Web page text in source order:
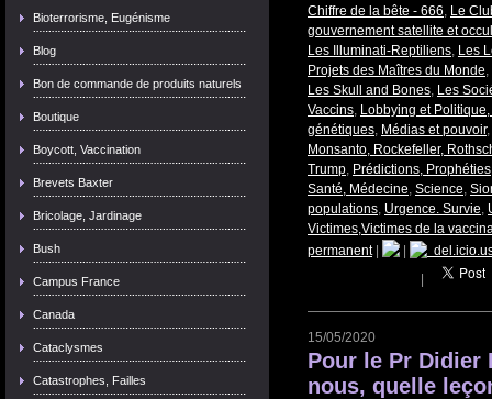
Bioterrorisme, Eugénisme
Blog
Bon de commande de produits naturels
Boutique
Boycott, Vaccination
Brevets Baxter
Bricolage, Jardinage
Bush
Campus France
Canada
Cataclysmes
Catastrophes, Failles
Chiffre de la bête - 666, Le
gouvernement satellite et
Les Illuminati-Reptiliens, Les
Projets des Maîtres du Monde,
Les Skull and Bones, Les
Vaccins, Lobbying et
génétiques, Médias et pouvoir,
Monsanto, Rockefeller,
Trump, Prédictions, Prophéties
Santé, Médecine, Science,
populations, Urgence. Survie,
Victimes,Victimes de la
permanent|
15/05/2020
Pour le Pr Didier
nous, quelle